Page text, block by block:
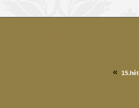
« 15.hét